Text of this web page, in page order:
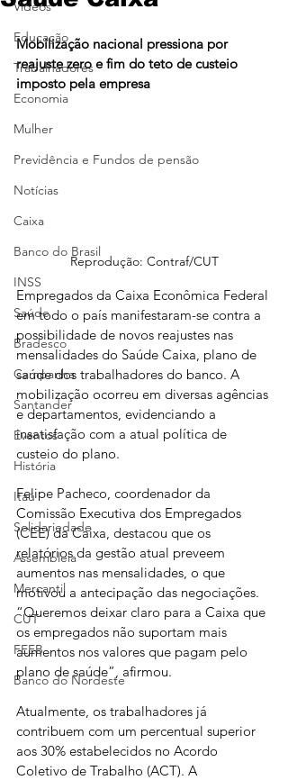
Vídeos
Educação
Trabalhadores
Economia
Mulher
Previdência e Fundos de pensão
Notícias
Caixa
Banco do Brasil
INSS
Saúde
Bradesco
Campanha
Santander
Eventos
História
Itaú
Solidariedade
Assembleia
Mercantil
CUT
FEEB
Banco do Nordeste
Mobilização nacional pressiona por
reajuste zero e fim do teto de custeio
imposto pela empresa
Reprodução: Contraf/CUT
Empregados da Caixa Econômica Federal
em todo o país manifestaram-se contra a
possibilidade de novos reajustes nas
mensalidades do Saúde Caixa, plano de
saúde dos trabalhadores do banco. A
mobilização ocorreu em diversas agências
e departamentos, evidenciando a
insatisfação com a atual política de
custeio do plano.
Felipe Pacheco, coordenador da
Comissão Executiva dos Empregados
(CEE) da Caixa, destacou que os
relatórios da gestão atual preveem
aumentos nas mensalidades, o que
motivou a antecipação das negociações.
“Queremos deixar claro para a Caixa que
os empregados não suportam mais
aumentos nos valores que pagam pelo
plano de saúde”, afirmou.
Atualmente, os trabalhadores já
contribuem com um percentual superior
aos 30% estabelecidos no Acordo
Coletivo de Trabalho (ACT). A